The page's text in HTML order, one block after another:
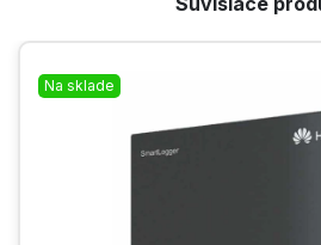
Na sklade